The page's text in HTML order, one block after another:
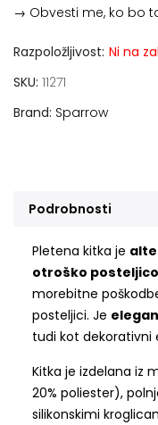
→ Obvesti me, ko bo
Razpoložljivost: Ni na
SKU 11271
Brand Sparrow
Podrobnosti
Pletena kitka je
otroško posteljico
morebitne
posteljici. Je
tudi kot dekorativni
Kitka je izdelana iz
20% poliester),
silikonskimi